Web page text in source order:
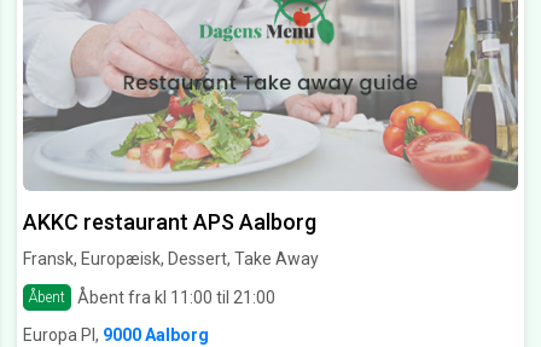
AKKC restaurant APS Aalborg
Fransk, Europæisk, Dessert, Take Away
Åbent
Åbent fra kl 11:00 til 21:00
Europa Pl, 9000 Aalborg